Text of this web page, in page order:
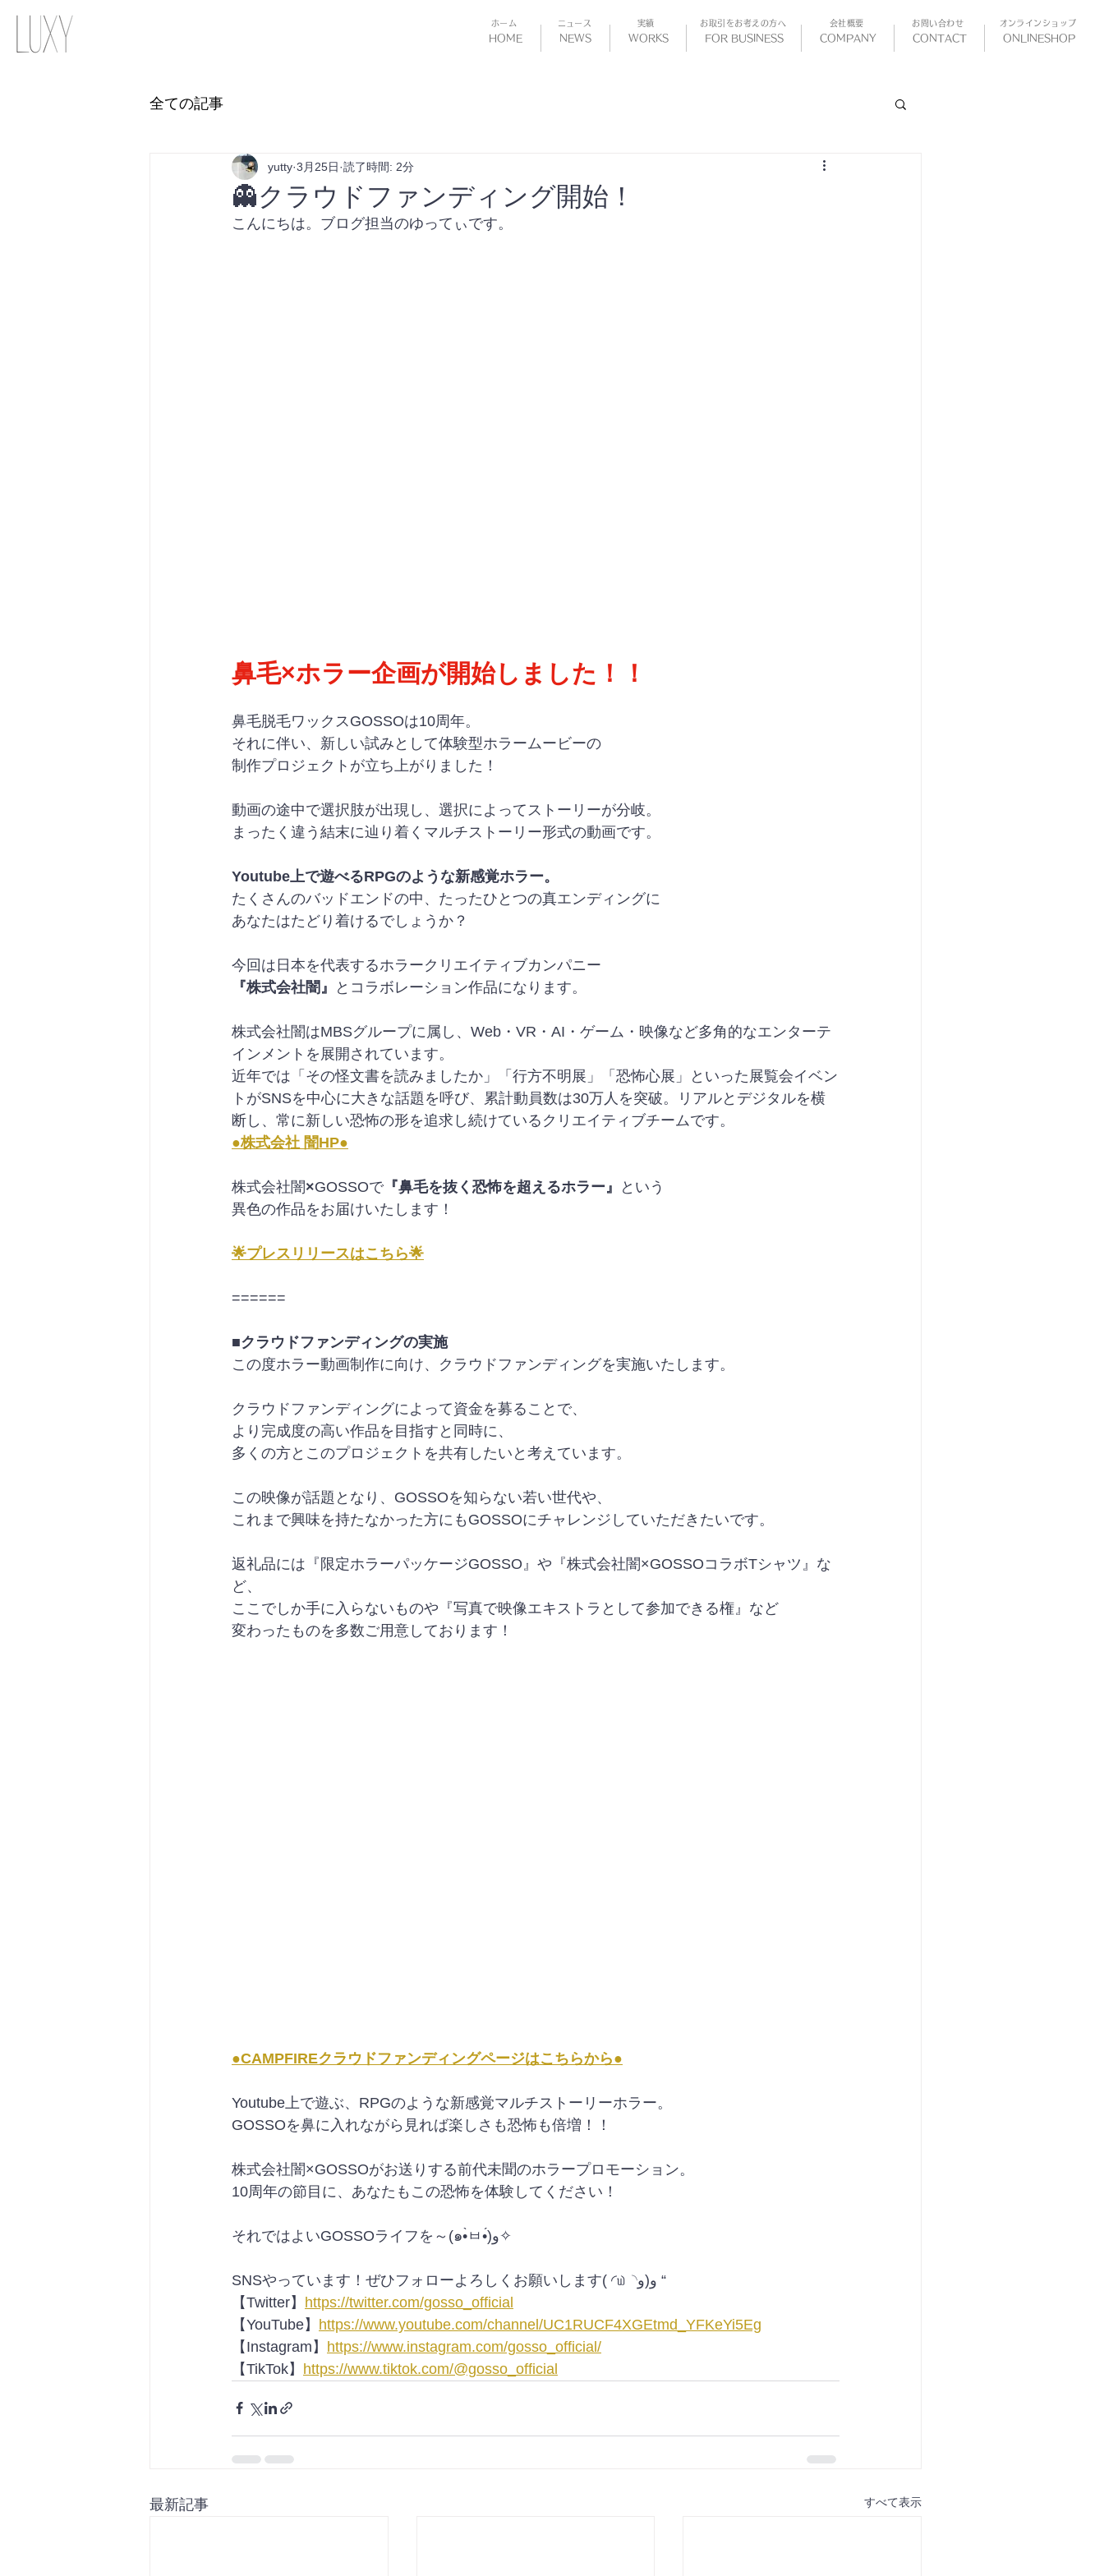
HOME NEWS WORKS FOR BUSINESS COMPANY CONTACT ONLINESHOP
​ホーム ​ニュース ​実績 お取引をお考えの方へ 会社概要 お問い合わせ ​オンラインショップ
全ての記事
👻クラウドファンディング開始！
yutty 3月25日 読了時間: 2分
こんにちは。ブログ担当のゆってぃです。
鼻毛×ホラー企画が開始しました！！
鼻毛脱毛ワックスGOSSOは10周年。
それに伴い、新しい試みとして体験型ホラームービーの
制作プロジェクトが立ち上がりました！
動画の途中で選択肢が出現し、選択によってストーリーが分岐。
まったく違う結末に辿り着くマルチストーリー形式の動画です。
Youtube上で遊べるRPGのような新感覚ホラー。
たくさんのバッドエンドの中、たったひとつの真エンディングに
あなたはたどり着けるでしょうか？
今回は日本を代表するホラークリエイティブカンパニー
『株式会社闇』
とコラボレーション作品になります。
株式会社闇はMBSグループに属し、Web・VR・AI・ゲーム・映像など多角的なエンターテ
インメントを展開されています。
近年では「その怪文書を読みましたか」「行方不明展」「恐怖心展」といった展覧会イベン
トがSNSを中心に大きな話題を呼び、累計動員数は30万人を突破。リアルとデジタルを横
断し、常に新しい恐怖の形を追求し続けているクリエイティブチームです。
●株式会社 闇HP●
株式会社闇×GOSSOで『鼻毛を抜く恐怖を超えるホラー』
という
異色の作品をお届けいたします！
🌟プレスリリースはこちら🌟
======
■クラウドファンディングの実施
この度ホラー動画制作に向け、クラウドファンディングを実施いたします。
クラウドファンディングによって資金を募ることで、
より完成度の高い作品を目指すと同時に、
多くの方とこのプロジェクトを共有したいと考えています。
この映像が話題となり、GOSSOを知らない若い世代や、
これまで興味を持たなかった方にもGOSSOにチャレンジしていただきたいです。
返礼品には『限定ホラーパッケージGOSSO』や『株式会社闇×GOSSOコラボTシャツ』な
ど、
ここでしか手に入らないものや『写真で映像エキストラとして参加できる権』など
変わったものを多数ご用意しております！
●CAMPFIREクラウドファンディングページはこちらから●
Youtube上で遊ぶ、RPGのような新感覚マルチストーリーホラー。
GOSSOを鼻に入れながら見れば楽しさも恐怖も倍増！！
株式会社闇×GOSSOがお送りする前代未聞のホラープロモーション。
10周年の節目に、あなたもこの恐怖を体験してください！
それではよいGOSSOライフを～(๑•̀ㅂ•́)و✧
SNSやっています！ぜひフォローよろしくお願いします( ◜௰◝و(و “
【Twitter】 https://twitter.com/gosso_official
【YouTube】 https://www.youtube.com/channel/UC1RUCF4XGEtmd_YFKeYi5Eg
【Instagram】 https://www.instagram.com/gosso_official/
【TikTok】 https://www.tiktok.com/@gosso_official
最新記事 すべて表示